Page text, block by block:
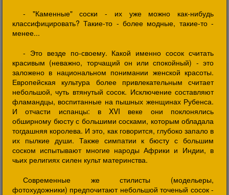
- "Каменные" соски - их уже можно как-нибудь
классифицировать? Такие-то - более модные, такие-то -
менее...
- Это везде по-своему. Какой именно сосок считать
красивым (неважно, торчащий он или спокойный) - это
заложено в национальном понимании женской красоты.
Европейская культура более привлекательным считает
небольшой, чуть втянутый сосок. Исключение составляют
фламандцы, воспитанные на пышных женщинах Рубенса.
И отчасти испанцы: в XVI веке они поклонялись
обширному бюсту с большими сосками, которым обладала
тогдашняя королева. И это, как говорится, глубоко запало в
их пылкие души. Также симпатии к бюсту с большим
соском испытывают многие народы Африки и Индии, в
чьих религиях силен культ материнства.
Современные же стилисты (модельеры,
фотохудожники) предпочитают небольшой точеный сосок -